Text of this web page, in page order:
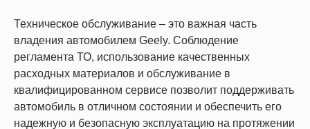
Техническое обслуживание – это важная часть
владения автомобилем Geely. Соблюдение
регламента ТО, использование качественных
расходных материалов и обслуживание в
квалифицированном сервисе позволит поддерживать
автомобиль в отличном состоянии и обеспечить его
надежную и безопасную эксплуатацию на протяжении